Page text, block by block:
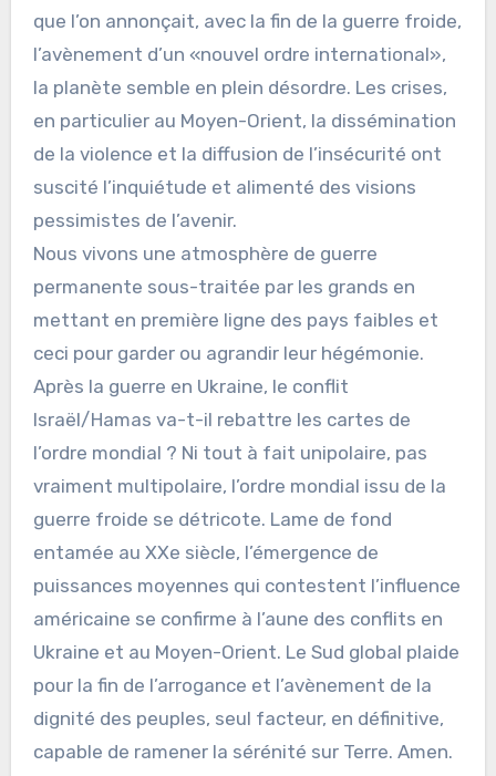
que l’on annonçait, avec la fin de la guerre froide,
l’avènement d’un «nouvel ordre international»,
la planète semble en plein désordre. Les crises,
en particulier au Moyen-Orient, la dissémination
de la violence et la diffusion de l’insécurité ont
suscité l’inquiétude et alimenté des visions
pessimistes de l’avenir.
Nous vivons une atmosphère de guerre
permanente sous-traitée par les grands en
mettant en première ligne des pays faibles et
ceci pour garder ou agrandir leur hégémonie.
Après la guerre en Ukraine, le conflit
Israël/Hamas va-t-il rebattre les cartes de
l’ordre mondial ? Ni tout à fait unipolaire, pas
vraiment multipolaire, l’ordre mondial issu de la
guerre froide se détricote. Lame de fond
entamée au XXe siècle, l’émergence de
puissances moyennes qui contestent l’influence
américaine se confirme à l’aune des conflits en
Ukraine et au Moyen-Orient. Le Sud global plaide
pour la fin de l’arrogance et l’avènement de la
dignité des peuples, seul facteur, en définitive,
capable de ramener la sérénité sur Terre. Amen.